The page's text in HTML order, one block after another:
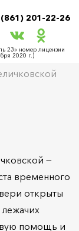
201-22-26
23» номер лицензии
2020 г.)
—
временного
открыты
помощь и